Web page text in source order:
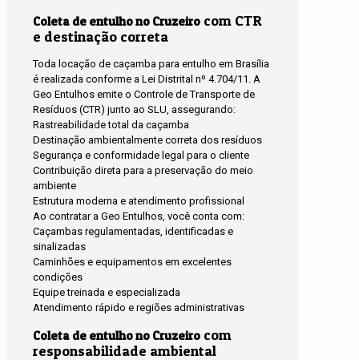
Coleta de entulho no Cruzeiro com CTR
e destinação correta
Toda locação de caçamba para entulho em Brasília
é realizada conforme a Lei Distrital nº 4.704/11. A
Geo Entulhos emite o Controle de Transporte de
Resíduos (CTR) junto ao SLU, assegurando:
Rastreabilidade total da caçamba
Destinação ambientalmente correta dos resíduos
Segurança e conformidade legal para o cliente
Contribuição direta para a preservação do meio
ambiente
Estrutura moderna e atendimento profissional
Ao contratar a Geo Entulhos, você conta com:
Caçambas regulamentadas, identificadas e
sinalizadas
Caminhões e equipamentos em excelentes
condições
Equipe treinada e especializada
Atendimento rápido e regiões administrativas
Coleta de entulho no Cruzeiro com
responsabilidade ambiental